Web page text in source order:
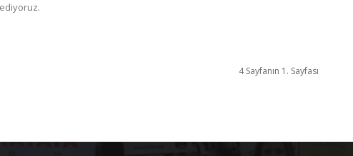
4 Sayfanın 1. Sayfası